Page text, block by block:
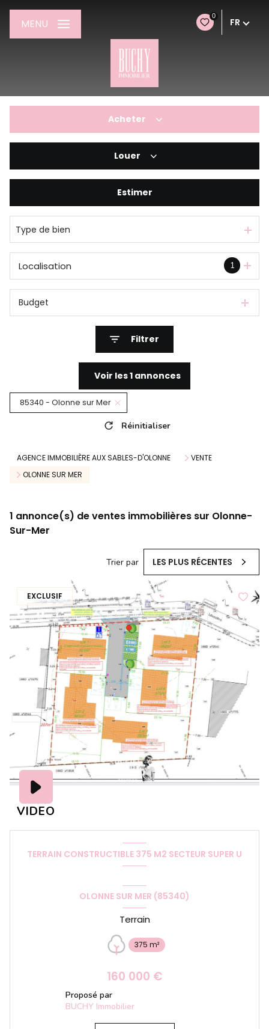
0
FR
MENU
Acheter
Louer
De l'immo pro
Estimer
Type de bien
1
Localisation
Budget
Filtrer
Voir les1 annonces
85340 - Olonne sur Mer
Réinitialiser
AGENCE IMMOBILIÈRE AUX SABLES-D'OLONNE
VENTE
OLONNE SUR MER
1 annonce(s) de ventes immobilières sur Olonne-
Sur-Mer
Trier par LES PLUS RÉCENTES
EXCLUSIF
TERRAIN CONSTRUCTIBLE 375 M2 SECTEUR SUPER U
OLONNE SUR MER (85340)
Terrain
375 m²
160 000 €
Proposé par
BUCHY Immobilier